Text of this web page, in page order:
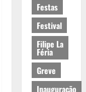
Festas
Festival
Filipe La
Féria
Greve
Inauguração